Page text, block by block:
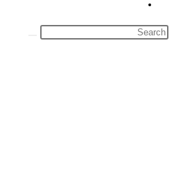
search